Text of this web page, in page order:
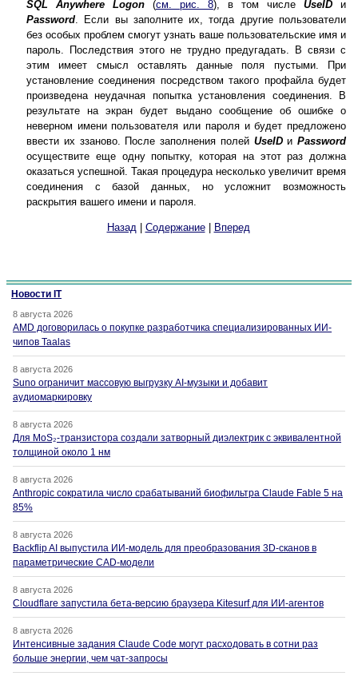
SQL Anywhere Logon (см. рис. 8), в том числе UseID и
Password. Если вы заполните их, тогда другие пользователи
без особых проблем смогут узнать ваше пользовательские имя и
пароль. Последствия этого не трудно предугадать. В связи с
этим имеет смысл оставлять данные поля пустыми. При
установление соединения посредством такого профайла будет
произведена неудачная попытка установления соединения. В
результате на экран будет выдано сообщение об ошибке о
неверном имени пользователя или пароля и будет предложено
ввести их ззаново. После заполнения полей UseIDи Password
осуществите еще одну попытку, которая на этот раз должна
оказаться успешной. Такая процедура несколько увеличит время
соединения с базой данных, но усложнит возможность
раскрытия вашего имени и пароля.
Назад| Содержание| Вперед
Новости IT
8 августа 2026
AMD договорилась о покупке разработчика специализированных ИИ-
чипов Taalas
8 августа 2026
Suno ограничит массовую выгрузку AI-музыки и добавит
аудиомаркировку
8 августа 2026
Для MoS₂-транзистора создали затворный диэлектрик с эквивалентной
толщиной около 1 нм
8 августа 2026
Anthropic сократила число срабатываний биофильтра Claude Fable 5 на
85%
8 августа 2026
Backflip AI выпустила ИИ-модель для преобразования 3D-сканов в
параметрические CAD-модели
8 августа 2026
Cloudflare запустила бета-версию браузера Kitesurf для ИИ-агентов
8 августа 2026
Интенсивные задания Claude Code могут расходовать в сотни раз
больше энергии, чем чат-запросы